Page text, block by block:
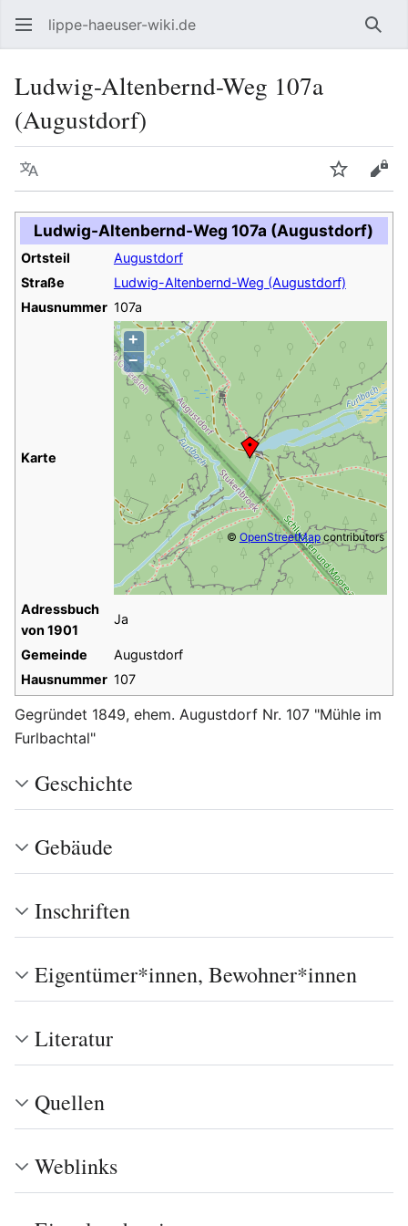
lippe-haeuser-wiki.de
Ludwig-Altenbernd-Weg 107a
(Augustdorf)
Sprache
Ludwig-Altenbernd-Weg 107a (Augustdorf)
Ortsteil
Augustdorf
Straße
Ludwig-Altenbernd-Weg (Augustdorf)
Hausnummer 107a
Karte
+
−
© OpenStreetMapcontributors
Adressbuch
von 1901
Ja
Gemeinde
Augustdorf
Hausnummer 107
Gegründet 1849, ehem. Augustdorf Nr. 107 "Mühle im
Furlbachtal"
Geschichte
Gebäude
Inschriften
Eigentümer*innen, Bewohner*innen
Literatur
Quellen
Weblinks